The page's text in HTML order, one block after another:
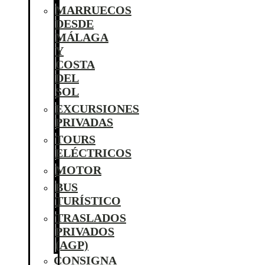
MARRUECOS
DESDE
MÁLAGA
Y
COSTA
DEL
SOL
EXCURSIONES
PRIVADAS
TOURS
ELÉCTRICOS
MOTOR
BUS
TURÍSTICO
TRASLADOS
PRIVADOS
(AGP)
CONSIGNA